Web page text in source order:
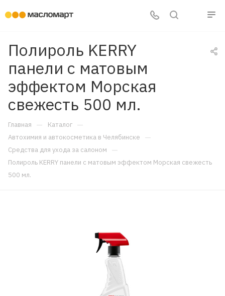
Полироль KERRY
панели с матовым
эффектом Морская
свежесть 500 мл.
Главная — Каталог —
Автохимия и автокосметика в Челябинске —
Средства для ухода за салоном —
Полироль KERRY панели с матовым эффектом Морская свежесть
500 мл.